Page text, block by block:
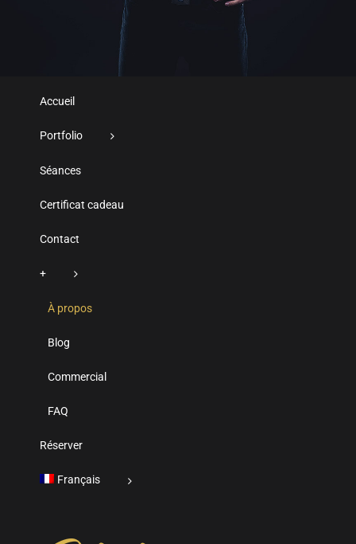
Accueil
Portfolio
Séances
Certificat cadeau
Contact
+
À propos
Blog
Commercial
FAQ
Réserver
Français